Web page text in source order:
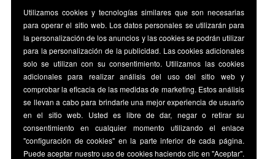
Utilizamos cookies y tecnologías similares que son necesarias
para operar el sitio web. Los datos personales se utilizarán para
la personalización de los anuncios y las cookies se podrán utilizar
para la personalización de la publicidad. Las cookies adicionales
solo se utilizan con su consentimiento. Utilizamos las cookies
adicionales para realizar análisis del uso del sitio web y
comprobar la eficacia de las medidas de marketing. Estos análisis
se llevan a cabo para brindarle una mejor experiencia de usuario
en el sitio web. Usted es libre de dar, negar o retirar su
consentimiento en cualquier momento utilizando el enlace
"configuración de cookies" en la parte inferior de cada página.
Puede aceptar nuestro uso de cookies haciendo clic en "Aceptar".